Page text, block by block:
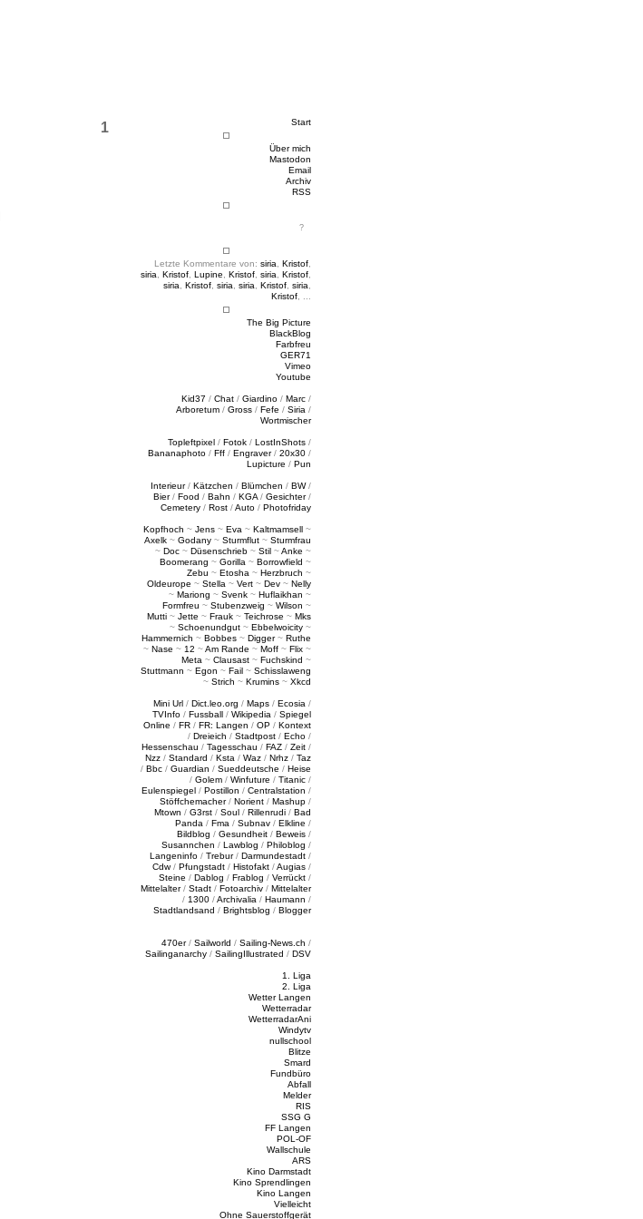
Start
Über mich
Mastodon
Email
Archiv
RSS
Letzte Kommentare von: siria Kristof
siria
Kristof Lupine Kristof siria Kristof
siria
Kristof siria siria Kristof siria
Kristof
The Big Picture
BlackBlog
Farbfreu
GER71
Vimeo
Youtube
Kid37 / Chat / Giardino / Marc /
Arboretum / Gross / Fefe / Siria /
Wortmischer
Topleftpixel / Fotok / LostInShots /
Bananaphoto / Fff / Engraver/ 20x30 /
Lupicture / Pun
Interieur/ Kätzchen / Blümchen / BW/
Bier/ Food / Bahn / KGA / Gesichter/
Cemetery / Rost /Auto / Photofriday
Kopfhoch ~ Jens ~ Eva ~ Kaltmamsell ~
Axelk ~ Godany ~ Sturmflut ~ Sturmfrau
~ Doc ~ Düsenschrieb ~ Stil ~Anke ~
Boomerang ~ Gorilla ~ Borrowfield ~
Zebu ~ Etosha ~ Herzbruch ~
Oldeurope ~ Stella ~ Vert ~ Dev ~ Nelly
~ Mariong ~ Svenk ~ Huflaikhan ~
Formfreu ~ Stubenzweig ~ Wilson ~
Mutti ~ Jette ~ Frauk ~ Teichrose ~ Mks
~ Schoenundgut ~ Ebbelwoicity ~
Hammernich ~ Bobbes ~ Digger~ Ruthe
~ Nase ~ 12 ~Am Rande ~ Moff ~ Flix ~
Meta ~ Clausast ~ Fuchskind ~
Stuttmann ~ Egon ~ Fail ~ Schisslaweng
~ Strich ~ Krumins ~ Xkcd
Mini Url / Dict.leo.org / Maps / Ecosia /
TVInfo / Fussball / Wikipedia / Spiegel
Online / FR / FR: Langen / OP / Kontext
/ Dreieich / Stadtpost / Echo /
Hessenschau / Tagesschau / FAZ / Zeit /
Nzz / Standard / Ksta / Waz / Nrhz / Taz
/ Bbc / Guardian / Sueddeutsche / Heise
/ Golem / Winfuture / Titanic /
Eulenspiegel / Postillon / Centralstation /
Stöffchemacher/ Norient / Mashup /
Mtown / G3rst / Soul / Rillenrudi / Bad
Panda / Fma / Subnav / Elkline /
Bildblog / Gesundheit / Beweis /
Susannchen / Lawblog / Philoblog /
Langeninfo / Trebur/ Darmundestadt /
Cdw/ Pfungstadt / Histofakt /Augias /
Steine / Dablog / Frablog / Verrückt /
Mittelalter/ Stadt / Fotoarchiv / Mittelalter
/ 1300 /Archivalia / Haumann /
Stadtlandsand / Brightsblog / Blogger
470er/ Sailworld / Sailing-News.ch /
Sailinganarchy / SailingIllustrated / DSV
1. Liga
2. Liga
Wetter Langen
Wetterradar
WetterradarAni
Windytv
nullschool
Blitze
Smard
Fundbüro
Abfall
Melder
RIS
SSG G
FF Langen
POL-OF
Wallschule
ARS
Kino Darmstadt
Kino Sprendlingen
Kino Langen
Vielleicht
Ohne Sauerstoffgerät
1